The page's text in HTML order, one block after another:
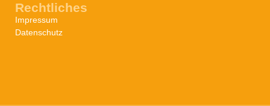
Rechtliches
Impressum
Datenschutz